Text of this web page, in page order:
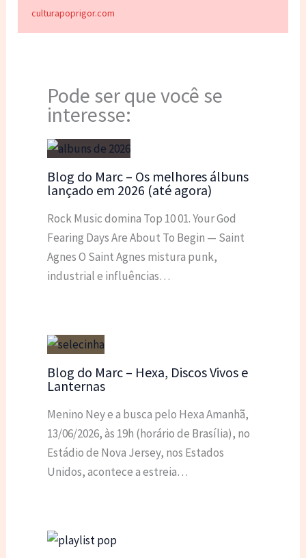
culturapoprigor.com
Pode ser que você se
interesse:
Blog do Marc – Os melhores álbuns
lançado em 2026 (até agora)
Rock Music domina Top 10 01. Your God
Fearing Days Are About To Begin — Saint
Agnes O Saint Agnes mistura punk,
industrial e influências…
Blog do Marc – Hexa, Discos Vivos e
Lanternas
Menino Ney e a busca pelo Hexa Amanhã,
13/06/2026, às 19h (horário de Brasília), no
Estádio de Nova Jersey, nos Estados
Unidos, acontece a estreia…